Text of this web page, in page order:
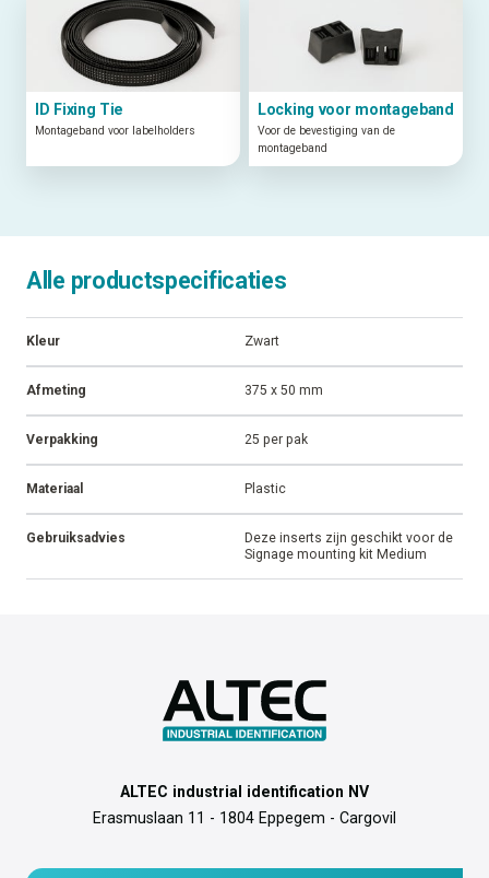
Gerelateerde producten
Montageband voor labelholders
Voor de bevestiging van de
montageband
Alle productspecificaties
Zwart
Plastic